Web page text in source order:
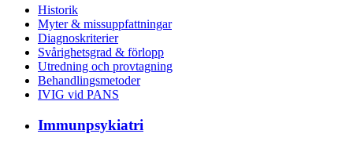
Historik
Myter & missuppfattningar
Diagnoskriterier
Svårighetsgrad & förlopp
Utredning och provtagning
Behandlings­metoder
IVIG vid PANS
Immunpsykiatri